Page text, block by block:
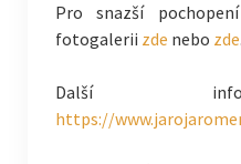
Pro snazší
fotogalerii zde nebo zde.
Další
https://